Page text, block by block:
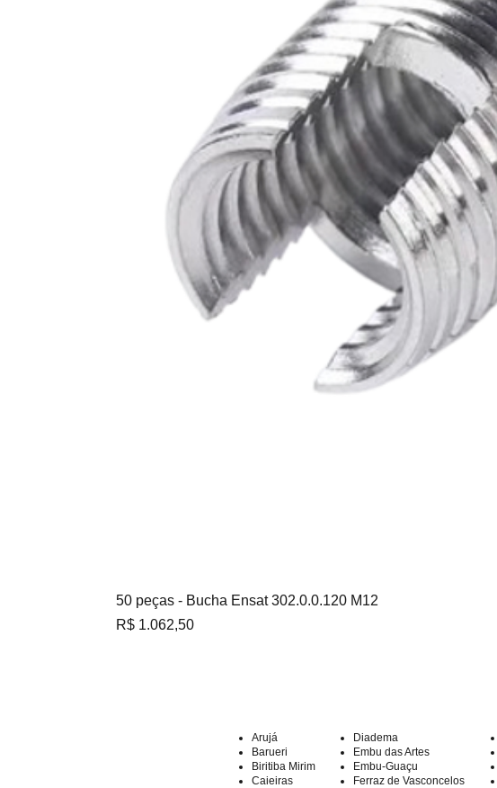
50 peças - Bucha Ensat 302.0.0.120 M12
Preço
R$ 1.062,50
Arujá
Barueri
Biritiba Mirim
Caieiras
Diadema
Embu das Artes
Embu-Guaçu
Ferraz de Vasconcelos